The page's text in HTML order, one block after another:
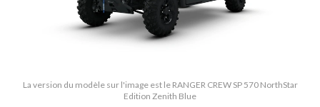
La version du modèle sur l'image est le RANGER CREW SP 570 NorthStar
Edition Zenith Blue